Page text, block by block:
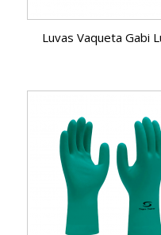
Luvas Vaqueta Gabi